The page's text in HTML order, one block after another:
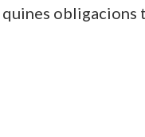
obligacions